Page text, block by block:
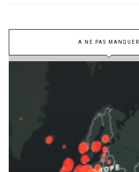
A NE PAS MANQUER